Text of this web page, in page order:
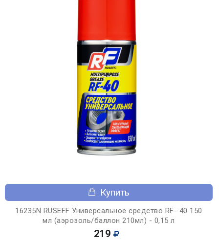
Купить
16235N RUSEFF Универсальное средство RF- 40 150
мл (аэрозоль/баллон 210мл) - 0,15 л
219